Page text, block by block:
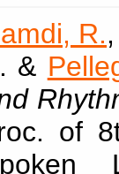
R.
&
of